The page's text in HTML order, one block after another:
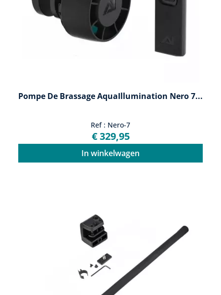
Pompe De Brassage AquaIllumination Nero 7...
Ref : Nero-7
€ 329,95
In winkelwagen